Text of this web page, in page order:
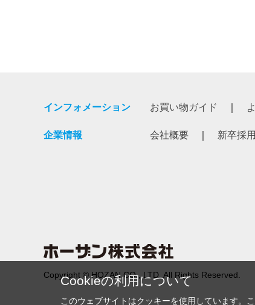
インフォメーション お買い物ガイド
企業情報 会社概要 新卒採用
Copyright © HOZAN CO., LTD. All Rights Reserved.
Cookieの利用について
このウェブサイトはクッキーを使用しています。